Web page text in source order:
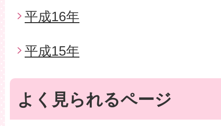
平成16年
平成15年
よく見られるページ